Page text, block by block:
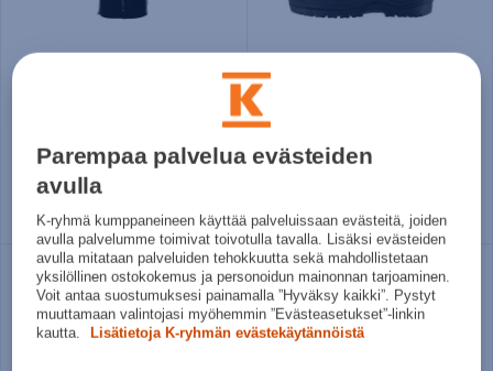
Norm. hinta:89,95€
30pv alin hinta: 79,95€
S/M L/XL
Acces
30€
Norm. hinta:59,95€
Useita kokoja
Parempaa palvelua evästeiden
avulla
K-ryhmä kumppaneineen käyttää palveluissaan evästeitä, joiden
avulla palvelumme toimivat toivotulla tavalla. Lisäksi evästeiden
avulla mitataan palveluiden tehokkuutta sekä mahdollistetaan
yksilöllinen ostokokemus ja personoidun mainonnan tarjoaminen.
Voit antaa suostumuksesi painamalla ”Hyväksy kaikki”. Pystyt
muuttamaan valintojasi myöhemmin ”Evästeasetukset”-linkin
kautta.
Lisätietoja K-ryhmän evästekäytännöistä